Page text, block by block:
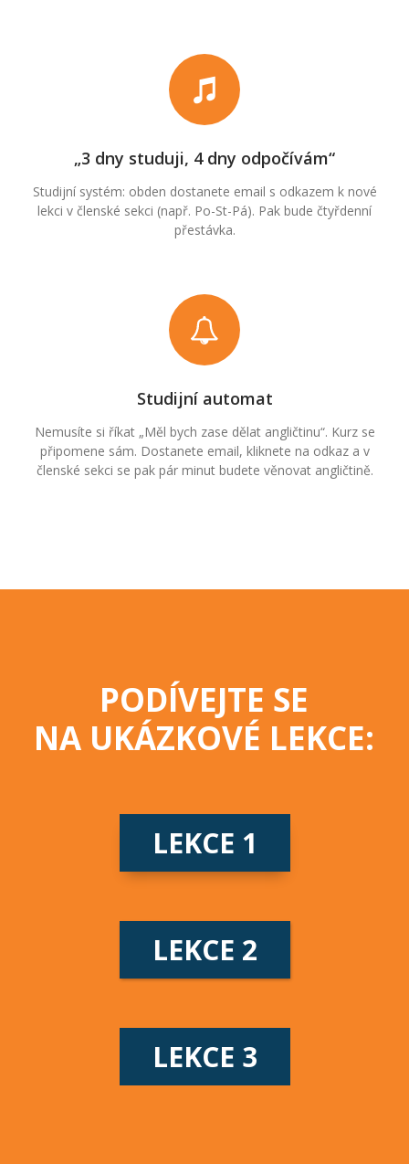
„3 dny studuji, 4 dny odpočívám“
Studijní systém: obden dostanete email s odkazem k nové
lekci v členské sekci (např. Po-St-Pá). Pak bude čtyřdenní
přestávka.
Studijní automat
Nemusíte si říkat „Měl bych zase dělat angličtinu“. Kurz se
připomene sám. Dostanete email, kliknete na odkaz a v
členské sekci se pak pár minut budete věnovat angličtině.
PODÍVEJTE SE
NA UKÁZKOVÉ LEKCE:
LEKCE 1
LEKCE 2
LEKCE 3